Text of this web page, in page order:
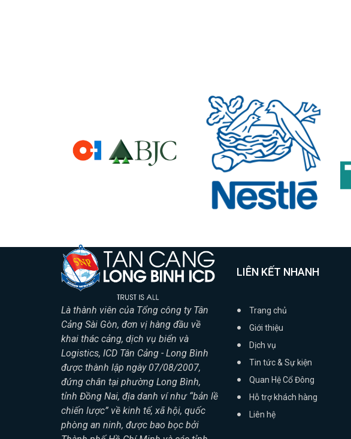
Là thành viên của Tổng công ty Tân
Cảng Sài Gòn, đơn vị hàng đầu về
khai thác cảng, dịch vụ biển và
Logistics, ICD Tân Cảng - Long Bình
được thành lập ngày 07/08/2007,
đứng chân tại phường Long Bình,
tỉnh Đồng Nai, địa danh ví như “bản lề
chiến lược” về kinh tế, xã hội, quốc
phòng an ninh, được bao bọc bởi
LIÊN KẾT NHANH
Trang chủ
Giới thiệu
Dịch vụ
Tin tức & Sự kiện
Quan Hệ Cổ Đông
Hỗ trợ khách hàng
Liên hệ